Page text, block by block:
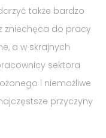
także bardzo
zniechęca do pracy
a w skrajnych
sektora
i niemożliwe
przyczyny